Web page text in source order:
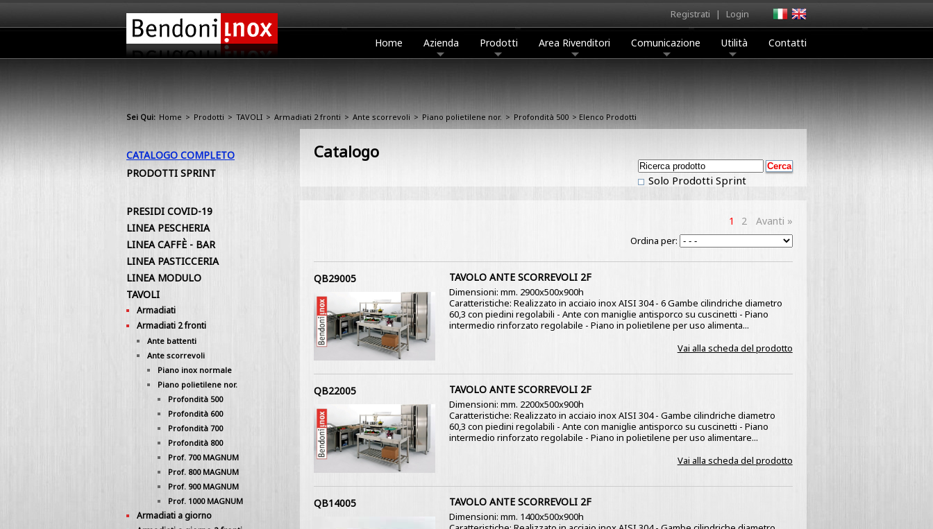
Registrati | Login
Home Azienda Prodotti Area Rivenditori Comunicazione Utilità Contatti
Sei Qui: Home > Prodotti > TAVOLI > Armadiati 2 fronti > Ante scorrevoli > Piano polietilene nor. > Profondità 500 > Elenco Prodotti
Catalogo
Solo Prodotti Sprint
1 2 Avanti »
Ordina per:
QB29005 TAVOLO ANTE SCORREVOLI 2F
Dimensioni: mm. 2900x500x900h
Caratteristiche: Realizzato in acciaio inox AISI 304 - 6 Gambe cilindriche diametro
60,3 con piedini regolabili - Ante con maniglie antisporco su cuscinetti - Piano
intermedio rinforzato regolabile - Piano in polietilene per uso alimenta...
Vai alla scheda del prodotto
QB22005 TAVOLO ANTE SCORREVOLI 2F
Dimensioni: mm. 2200x500x900h
Caratteristiche: Realizzato in acciaio inox AISI 304 - Gambe cilindriche diametro
60,3 con piedini regolabili - Ante con maniglie antisporco su cuscinetti - Piano
intermedio rinforzato regolabile - Piano in polietilene per uso alimentare...
Vai alla scheda del prodotto
QB14005 TAVOLO ANTE SCORREVOLI 2F
Dimensioni: mm. 1400x500x900h
CATALOGO COMPLETO
PRODOTTI SPRINT
PRESIDI COVID-19
LINEA PESCHERIA
LINEA CAFFÈ - BAR
LINEA PASTICCERIA
LINEA MODULO
TAVOLI
Armadiati
Armadiati 2 fronti
Ante battenti
Ante scorrevoli
Piano inox normale
Piano polietilene nor.
Profondità 500
Profondità 600
Profondità 700
Profondità 800
Prof. 700 MAGNUM
Prof. 800 MAGNUM
Prof. 900 MAGNUM
Prof. 1000 MAGNUM
Armadiati a giorno